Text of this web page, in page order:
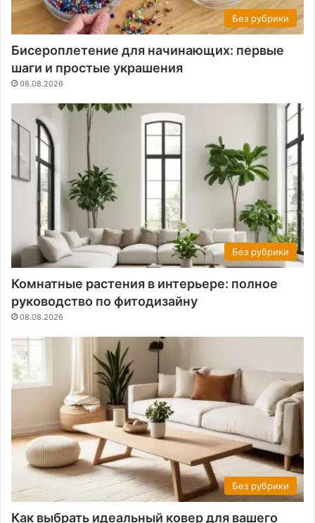
Без рубрики
Бисероплетение для начинающих: первые
шаги и простые украшения
08.08.2026
Без рубрики
Комнатные растения в интерьере: полное
руководство по фитодизайну
08.08.2026
Без рубрики
Как выбрать идеальный ковер для вашего